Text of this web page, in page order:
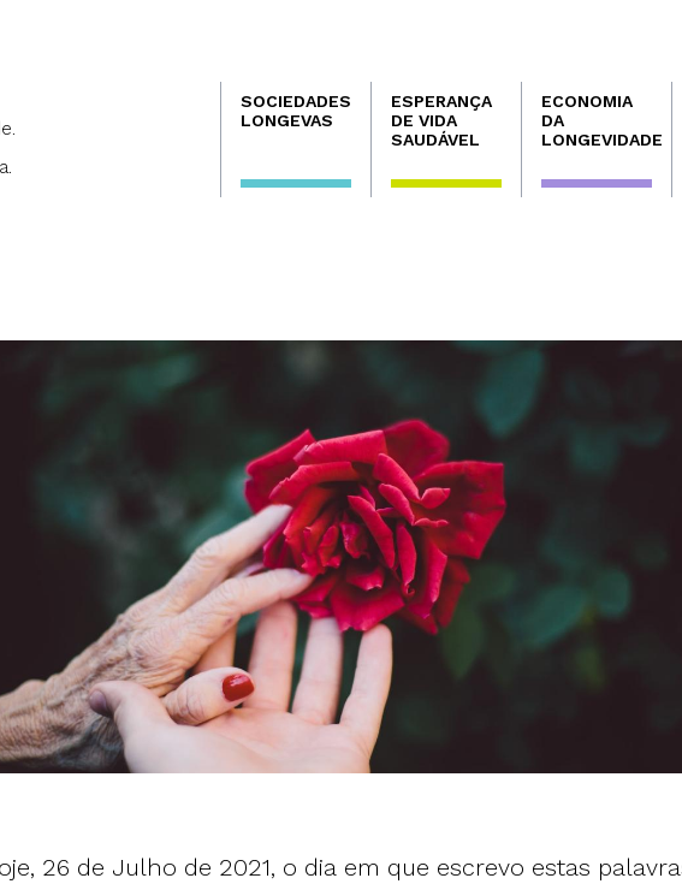
Navegación
principal
SOCIEDADES
LONGEVAS
ESPERANÇA
DE VIDA
SAUDÁVEL
ECONOMIA
DA
LONGEVIDADE
26 de Julho de 2021, o dia em que escrevo estas